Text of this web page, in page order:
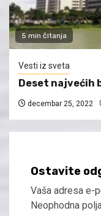
5 min čitanja
Vesti iz sveta
Deset najvećih
decembar 25, 2022
Ostavite
Vaša adresa e-
Neophodna